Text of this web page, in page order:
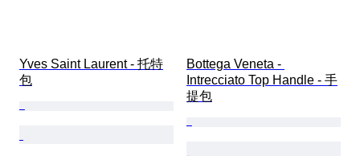
Yves Saint Laurent - 托特
包
Bottega Veneta -
Intrecciato Top Handle - 手
提包